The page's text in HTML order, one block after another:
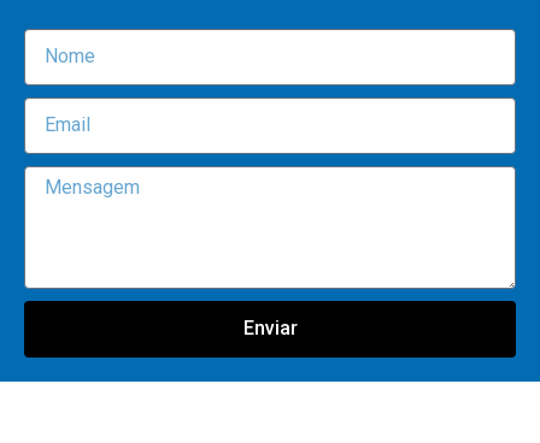
Enviar